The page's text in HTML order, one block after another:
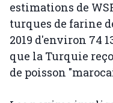
estimations de
turques de farine
2019 d'environ 74
que la Turquie
de poisson